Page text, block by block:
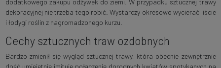
dodatkowego zakupu odżywek do ziemi. W przypadku sztucznej trawy
dekoracyjnej nie trzeba tego robić. Wystarczy okresowo wycierać liście
i łodygi roślin z nagromadzonego kurzu.
Cechy sztucznych traw ozdobnych
Bardzo zmienił się wygląd sztucznej trawy, która obecnie zewnętrznie
dość umiejętnie imituje połączenie dorodnych kwiatów spotykanych na